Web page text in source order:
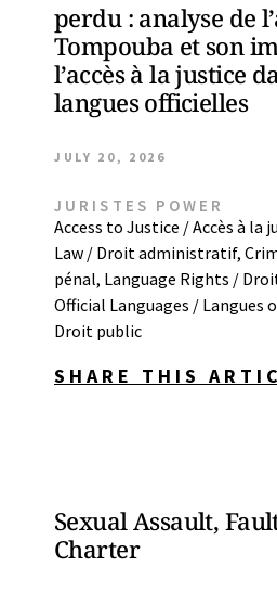
perdu : analyse de
Tompouba et son
l’accès à la justice
langues officielles
JULY 20, 2026
JURISTES POWER
Access to Justice / Accès à la
Law / Droit administratif,
pénal, Language Rights /
Official Languages / Langues
Droit public
SHARE THIS
Sexual Assault,
Charter